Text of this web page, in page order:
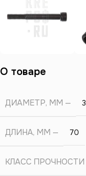
О товаре
ДИАМЕТР, ММ 3
ДЛИНА, ММ 70
КЛАСС ПРОЧНОСТИ